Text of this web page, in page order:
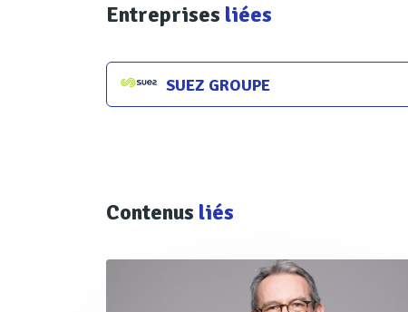
Entreprises liées
SUEZ GROUPE
Contenus liés